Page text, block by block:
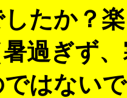
たか？
過ぎず
はない